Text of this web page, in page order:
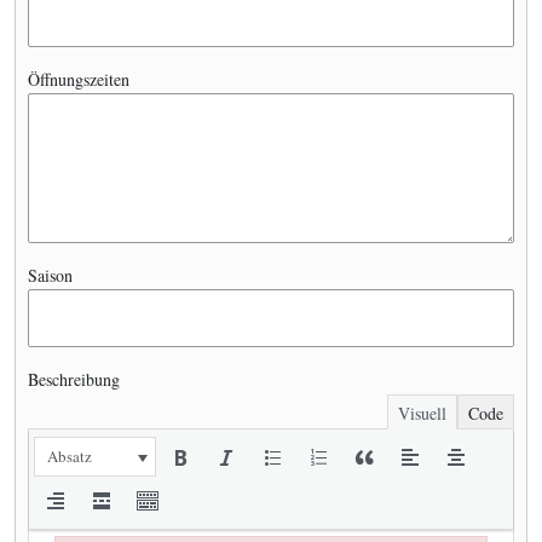
Öffnungszeiten
Saison
Beschreibung
Visuell
Code
Absatz